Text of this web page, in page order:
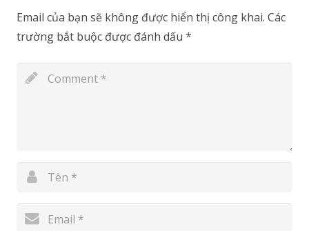
Email của bạn sẽ không được hiển thị công khai. Các
trường bắt buộc được đánh dấu *